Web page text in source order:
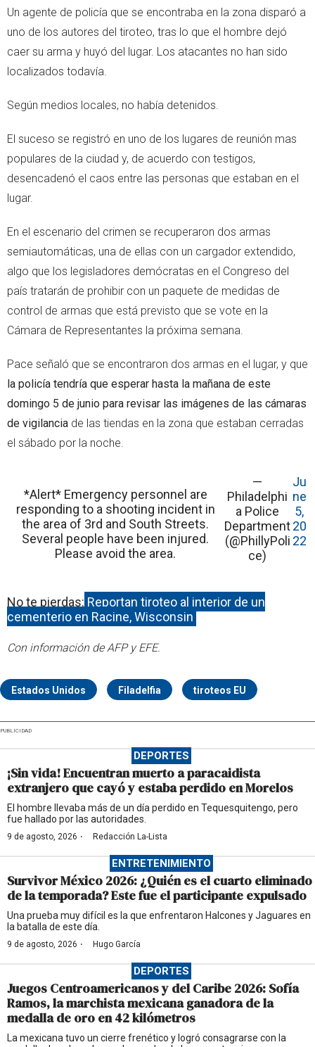
Un agente de policía que se encontraba en la zona disparó a
uno de los autores del tiroteo, tras lo que el hombre dejó
caer su arma y huyó del lugar. Los atacantes no han sido
localizados todavía.
Según medios locales, no había detenidos.
El suceso se registró en uno de los lugares de reunión mas
populares de la ciudad y, de acuerdo con testigos,
desencadenó el caos entre las personas que estaban en el
lugar.
En el escenario del crimen se recuperaron dos armas
semiautomáticas, una de ellas con un cargador extendido,
algo que los legisladores demócratas en el Congreso del
país tratarán de prohibir con un paquete de medidas de
control de armas que está previsto que se vote en la
Cámara de Representantes la próxima semana.
Pace señaló que se encontraron dos armas en el lugar, y que
la policía tendría que esperar hasta la mañana de este
domingo 5 de junio para revisar las imágenes de las cámaras
de vigilancia de las tiendas en la zona que estaban cerradas
el sábado por la noche.
*Alert* Emergency personnel are
responding to a shooting incident in
the area of 3rd and South Streets.
Several people have been injured.
Please avoid the area.
—
Philadelphi
a Police
Department
(@PhillyPoli
ce)
Ju
ne
5,
20
22
No te pierdas: Reportan tiroteo al interior de un
cementerio en Racine, Wisconsin
Con información de AFP y EFE.
Estados Unidos Filadelfia tiroteos EU
PUBLICIDAD
DEPORTES
¡Sin vida! Encuentran muerto a paracaidista
extranjero que cayó y estaba perdido en Morelos
El hombre llevaba más de un día perdido en Tequesquitengo, pero
fue hallado por las autoridades.
9 de agosto, 2026 · Redacción La-Lista
ENTRETENIMIENTO
Survivor México 2026: ¿Quién es el cuarto eliminado
de la temporada? Este fue el participante expulsado
Una prueba muy difícil es la que enfrentaron Halcones y Jaguares en
la batalla de este día.
9 de agosto, 2026 · Hugo García
DEPORTES
Juegos Centroamericanos y del Caribe 2026: Sofía
Ramos, la marchista mexicana ganadora de la
medalla de oro en 42 kilómetros
La mexicana tuvo un cierre frenético y logró consagrarse con la